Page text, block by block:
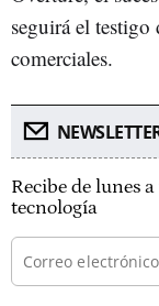
seguirá el
comerciales.
Recibe de lunes
tecnología